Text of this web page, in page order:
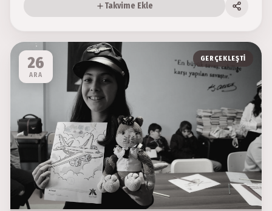
Takvime Ekle
26
ARA
GERÇEKLEŞTI